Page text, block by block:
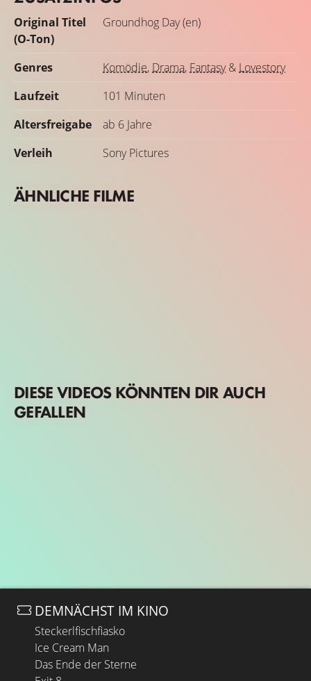
Original Titel
(O-Ton)
Groundhog Day (en)
Genres Komödie, Drama, Fantasy& Lovestory
Laufzeit
101 Minuten
Altersfreigabe
ab 6 Jahre
Verleih
Sony Pictures
ÄHNLICHE FILME
DIESE VIDEOS KÖNNTEN DIR AUCH
GEFALLEN
DEMNÄCHST IM KINO
Steckerlfischfiasko
Ice Cream Man
Das Ende der Sterne